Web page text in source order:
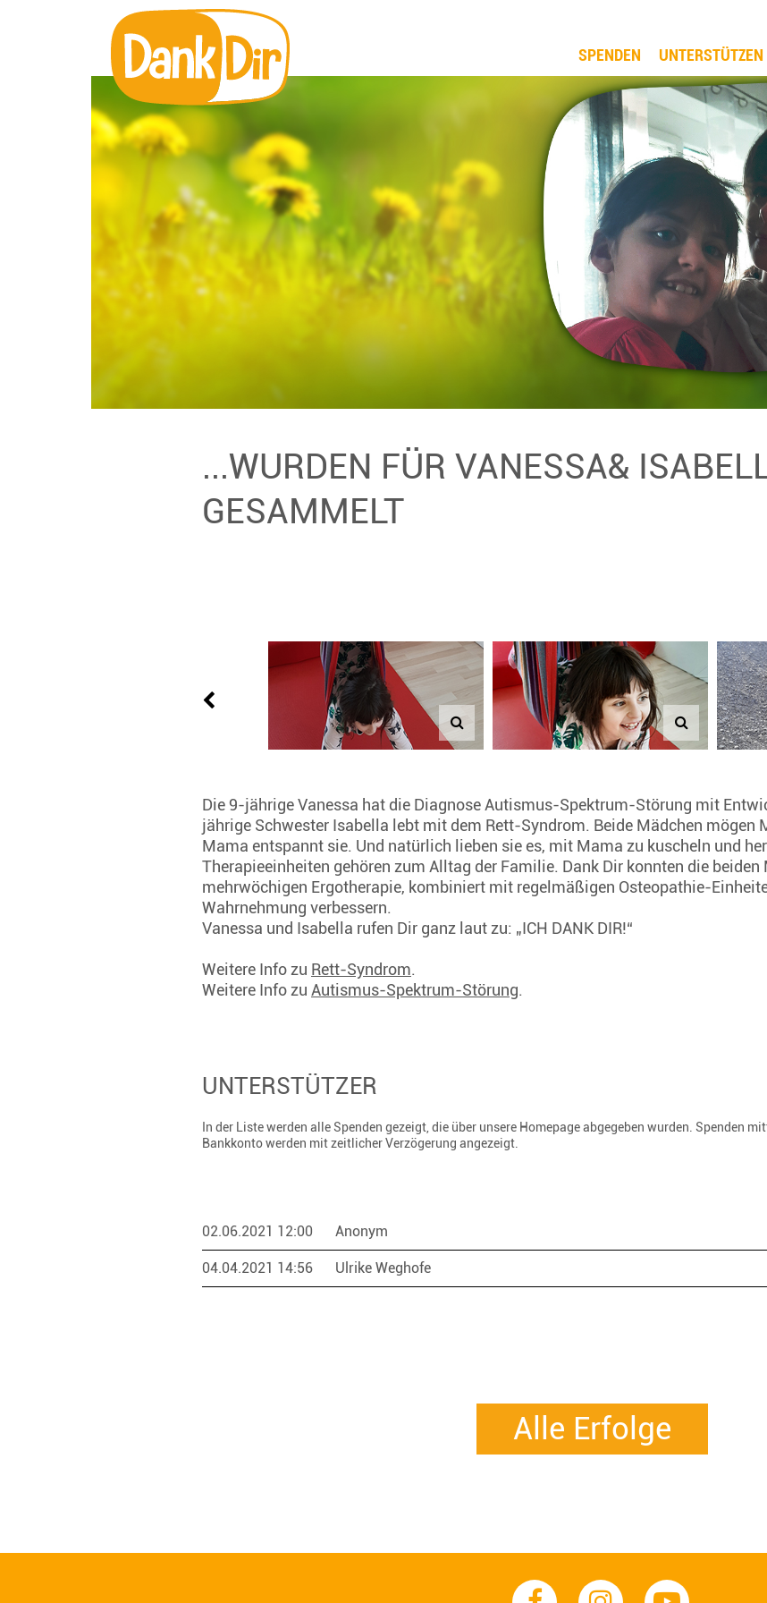
SPENDEN UNTERSTÜTZEN
...WURDEN FÜR VANESSA&
GESAMMELT
Die 9-jährige Vanessa hat die Diagnose Autismus-Spektrum-Störung mit
jährige Schwester Isabella lebt mit dem Rett-Syndrom. Beide Mädchen mögen
Mama entspannt sie. Und natürlich lieben sie es, mit Mama zu kuscheln und
Therapieeinheiten gehören zum Alltag der Familie. Dank Dir konnten die beiden
mehrwöchigen Ergotherapie, kombiniert mit regelmäßigen Osteopathie-
Wahrnehmung verbessern.
Vanessa und Isabella rufen Dir ganz laut zu: „ICH DANK DIR!“
Weitere Info zu Rett-Syndrom.
Weitere Info zu Autismus-Spektrum-Störung.
UNTERSTÜTZER
In der Liste werden alle Spenden gezeigt, die über unsere Homepage abgegeben wurden. Spenden
Bankkonto werden mit zeitlicher Verzögerung angezeigt.
02.06.2021 12:00 Anonym
04.04.2021 14:56 Ulrike Weghofe
Alle Erfolge